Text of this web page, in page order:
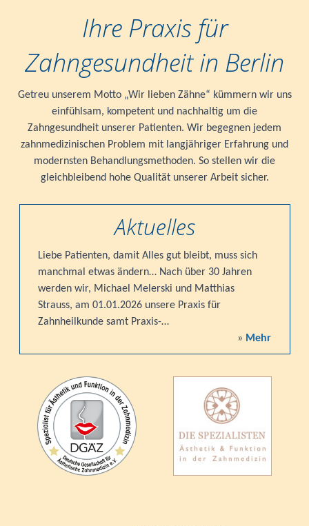
Ihre Praxis für
Zahngesundheit in Berlin
Getreu unserem Motto „Wir lieben Zähne“ kümmern wir uns
einfühlsam, kompetent und nachhaltig um die
Zahngesundheit unserer Patienten. Wir begegnen jedem
zahnmedizinischen Problem mit langjähriger Erfahrung und
modernsten Behandlungsmethoden. So stellen wir die
gleichbleibend hohe Qualität unserer Arbeit sicher.
Aktuelles
Liebe Patienten, damit Alles gut bleibt, muss sich
manchmal etwas ändern… Nach über 30 Jahren
werden wir, Michael Melerski und Matthias
Strauss, am 01.01.2026 unsere Praxis für
Zahnheilkunde samt Praxis-…
» Mehr